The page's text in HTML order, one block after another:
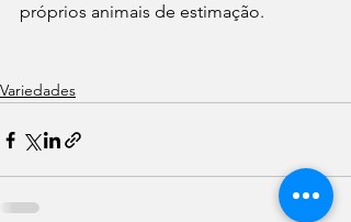
próprios animais de estimação.
Variedades